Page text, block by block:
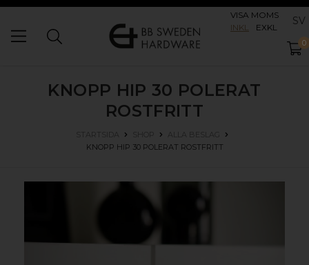
VISA MOMS
INKL
EXKL SV
0
KNOPP HIP 30 POLERAT
ROSTFRITT
STARTSIDA SHOP
ALLA BESLAG
KNOPP HIP 30 POLERAT ROSTFRITT